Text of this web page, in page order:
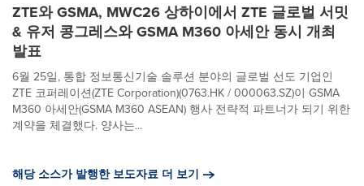
ZTE와 GSMA, MWC26 상하이에서 ZTE 글로벌 서밋
& 유저 콩그레스와 GSMA M360 아세안 동시 개최
발표
6월 25일, 통합 정보통신기술 솔루션 분야의 글로벌 선도 기업인
ZTE 코퍼레이션(ZTE Corporation)(0763.HK / 000063.SZ)이 GSMA
M360 아세안(GSMA M360 ASEAN) 행사 전략적 파트너가 되기 위한
계약을 체결했다. 양사는...
해당 소스가 발행한 보도자료 더 보기